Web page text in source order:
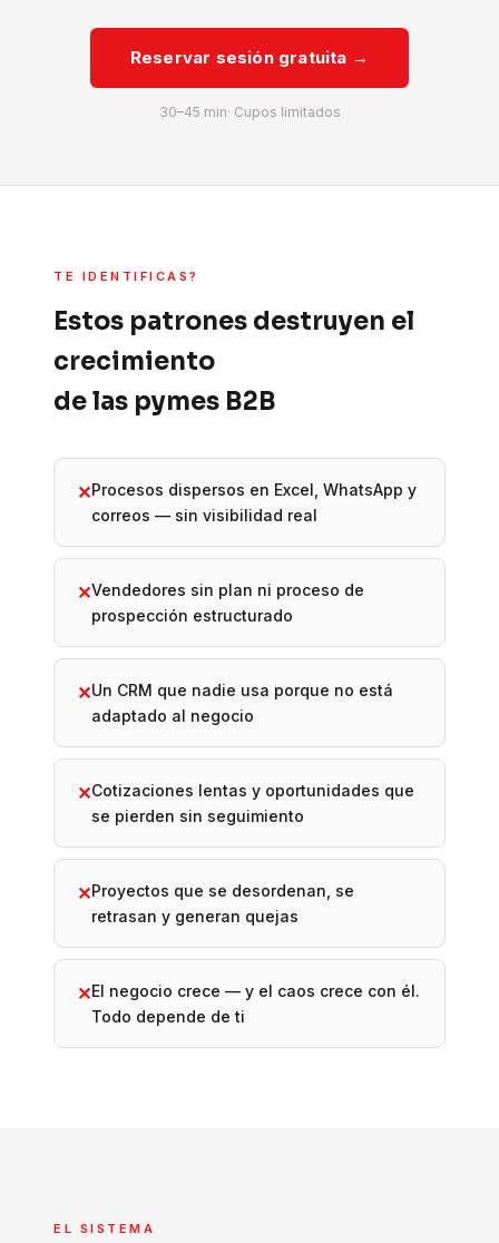
Reservar sesión gratuita →
30–45 min· Cupos limitados
TE IDENTIFICAS?
Estos patrones destruyen el
crecimiento
de las pymes B2B
✕Procesos dispersos en Excel, WhatsApp y
correos — sin visibilidad real
✕Vendedores sin plan ni proceso de
prospección estructurado
✕Un CRM que nadie usa porque no está
adaptado al negocio
✕Cotizaciones lentas y oportunidades que
se pierden sin seguimiento
✕Proyectos que se desordenan, se
retrasan y generan quejas
✕El negocio crece — y el caos crece con él.
Todo depende de ti
EL SISTEMA